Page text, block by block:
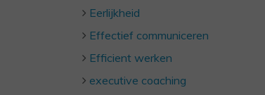
Eerlijkheid
Effectief communiceren
Efficient werken
executive coaching